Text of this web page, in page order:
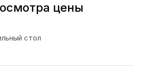
цены
стол